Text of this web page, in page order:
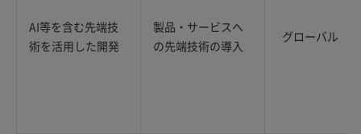
AI等を含む先端技
術を活用した開発
製品・サービスへ
の先端技術の導入
グローバル